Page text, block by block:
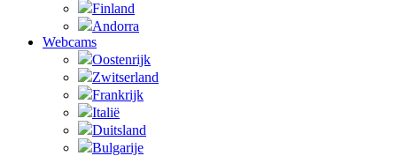
Finland
Andorra
Webcams
Oostenrijk
Zwitserland
Frankrijk
Italië
Duitsland
Bulgarije